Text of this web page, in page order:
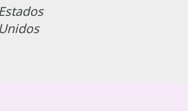
Estados
Unidos